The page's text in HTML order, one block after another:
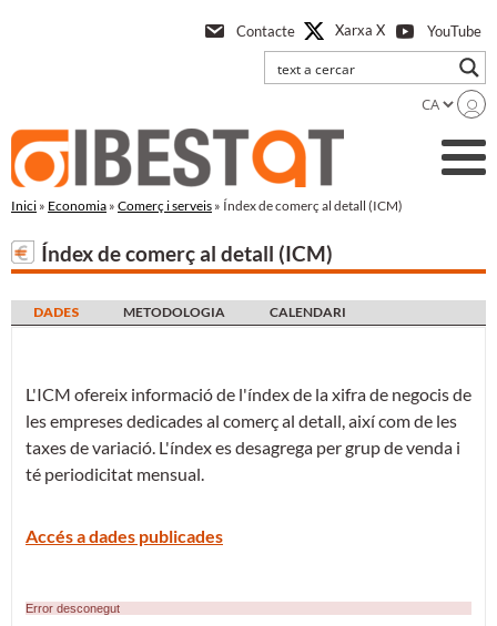
a
l'contingut
Contacte Xarxa X YouTube
Inici » Economia » Comerç i serveis » Índex de comerç al detall (ICM)
Índex de comerç al detall (ICM)
DADES METODOLOGIA CALENDARI
L'ICM ofereix informació de l'índex de la xifra de negocis de
les empreses dedicades al comerç al detall, així com de les
taxes de variació. L'índex es desagrega per grup de venda i
té periodicitat mensual.
Accés a dades publicades